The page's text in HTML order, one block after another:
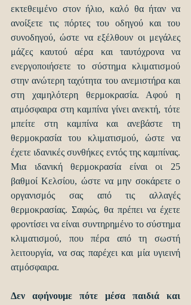
εκτεθειμένο στον ήλιο, καλό θα ήταν να
ανοίξετε τις πόρτες του οδηγού και του
συνοδηγού, ώστε να εξέλθουν οι μεγάλες
μάζες καυτού αέρα και ταυτόχρονα να
ενεργοποιήσετε το σύστημα κλιματισμού
στην ανώτερη ταχύτητα του ανεμιστήρα και
στη χαμηλότερη θερμοκρασία. Αφού η
ατμόσφαιρα στη καμπίνα γίνει ανεκτή, τότε
μπείτε στη καμπίνα και ανεβάστε τη
θερμοκρασία του κλιματισμού, ώστε να
έχετε ιδανικές συνθήκες εντός της καμπίνας.
Μια ιδανική θερμοκρασία είναι οι 25
βαθμοί Κελσίου, ώστε να μην σοκάρετε ο
οργανισμός σας από τις αλλαγές
θερμοκρασίας. Σαφώς, θα πρέπει να έχετε
φροντίσει να είναι συντηρημένο το σύστημα
κλιματισμού, που πέρα από τη σωστή
λειτουργία, να σας παρέχει και μία υγιεινή
ατμόσφαιρα.
Δεν αφήνουμε πότε μέσα παιδιά και